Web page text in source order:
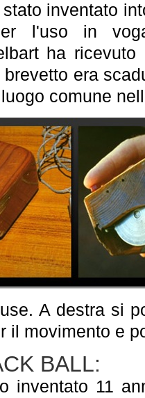
inventato
l'uso in
ha
era
comune
A destra si
il movimento e
BALL:
inventato 11